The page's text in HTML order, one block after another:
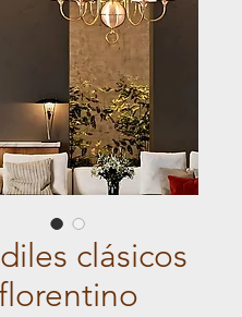
clásicos